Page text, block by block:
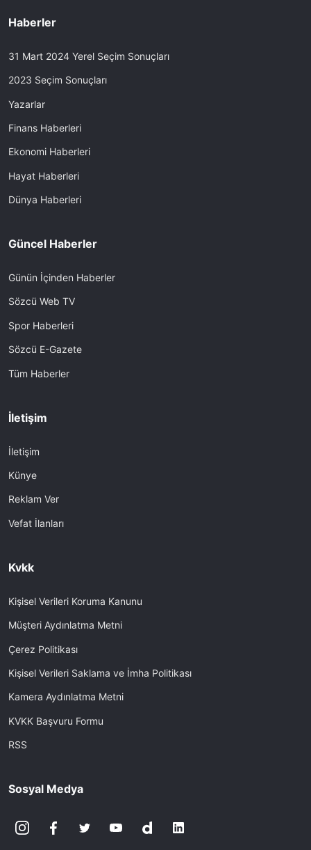
Haberler
31 Mart 2024 Yerel Seçim Sonuçları
2023 Seçim Sonuçları
Yazarlar
Finans Haberleri
Ekonomi Haberleri
Hayat Haberleri
Dünya Haberleri
Güncel Haberler
Günün İçinden Haberler
Sözcü Web TV
Spor Haberleri
Sözcü E-Gazete
Tüm Haberler
İletişim
İletişim
Künye
Reklam Ver
Vefat İlanları
Kvkk
Kişisel Verileri Koruma Kanunu
Müşteri Aydınlatma Metni
Çerez Politikası
Kişisel Verileri Saklama ve İmha Politikası
Kamera Aydınlatma Metni
KVKK Başvuru Formu
RSS
Sosyal Medya